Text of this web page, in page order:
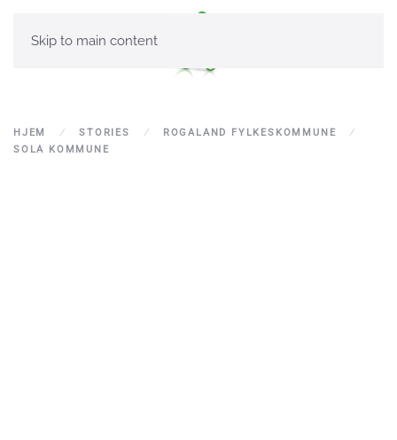
Skip to main content
HJEM STORIES
ROGALAND FYLKESKOMMUNE
SOLA KOMMUNE